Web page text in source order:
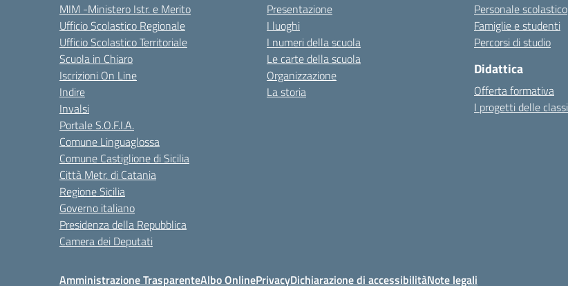
MIM -Ministero Istr. e Merito
Ufficio Scolastico Regionale
Ufficio Scolastico Territoriale
Scuola in Chiaro
Iscrizioni On Line
Indire
Invalsi
Portale S.O.F.I.A.
Comune Linguaglossa
Comune Castiglione di Sicilia
Città Metr. di Catania
Regione Sicilia
Governo italiano
Presidenza della Repubblica
Camera dei Deputati
Presentazione
I luoghi
I numeri della scuola
Le carte della scuola
Organizzazione
La storia
Personale scolastico
Famiglie e studenti
Percorsi di studio
Didattica
Offerta formativa
I progetti delle classi
Amministrazione TrasparenteAlbo OnlinePrivacyDichiarazione di accessibilitàNote legali